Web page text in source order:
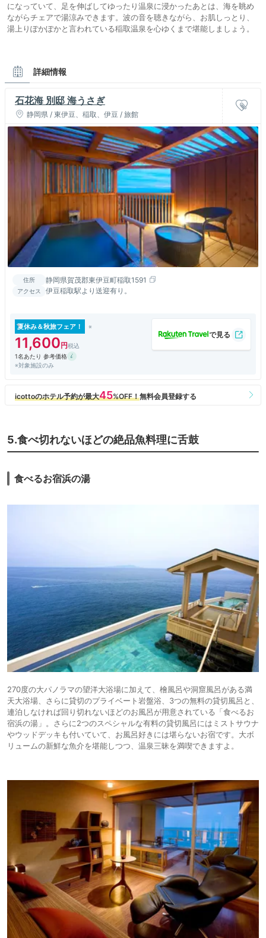
になっていて、足を伸ばしてゆったり温泉に浸かったあとは、海を眺め
ながらチェアで湯涼みできます。波の音を聴きながら、お肌しっとり、
湯上りぽかぽかと言われている稲取温泉を心ゆくまで堪能しましょう。
詳細情報
石花海 別邸 海うさぎ
静岡県 / 東伊豆、稲取、伊豆 / 旅館
住所 静岡県賀茂郡東伊豆町稲取1591
アクセス 伊豆稲取駅より送迎有り。
夏休み＆秋旅フェア！
11,600
1名あたり 参考価格
※対象施設のみ
5.食べ切れないほどの絶品魚料理に舌鼓
食べるお宿浜の湯
270度の大パノラマの望洋大浴場に加えて、檜風呂や洞窟風呂がある満
天大浴場、さらに貸切のプライベート岩盤浴、3つの無料の貸切風呂と、
連泊しなければ回り切れないほどのお風呂が用意されている「食べるお
宿浜の湯」。さらに2つのスペシャルな有料の貸切風呂にはミストサウナ
やウッドデッキも付いていて、お風呂好きには堪らないお宿です。大ボ
リュームの新鮮な魚介を堪能しつつ、温泉三昧を満喫できますよ。